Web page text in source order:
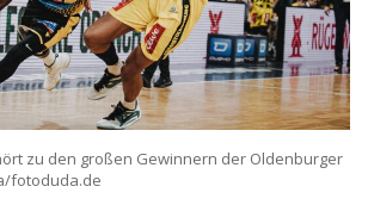
zu den großen Gewinnern der Oldenburger
fotoduda.de